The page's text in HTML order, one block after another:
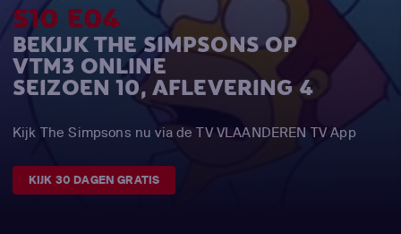
S10 E04
BEKIJK THE SIMPSONS OP
VTM3 ONLINE
SEIZOEN 10, AFLEVERING 4
Kijk The Simpsons nu via de TV VLAANDEREN TV App
KIJK 30 DAGEN GRATIS